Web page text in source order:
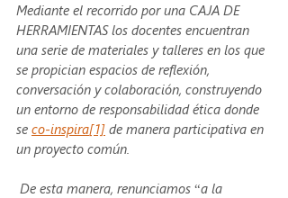
Mediante el recorrido por una CAJA DE
HERRAMIENTAS los docentes encuentran
una serie de materiales y talleres en los que
se propician espacios de reflexión,
conversación y colaboración, construyendo
un entorno de responsabilidad ética donde
se co-inspira[1] de manera participativa en
un proyecto común.